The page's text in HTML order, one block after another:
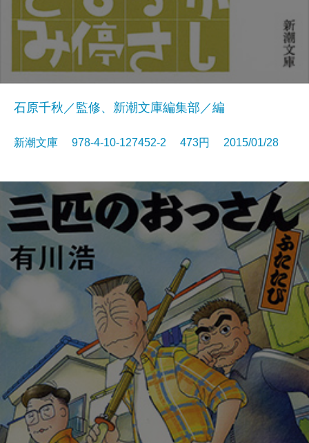
石原千秋／監修、新潮文庫編集部／編
新潮文庫 978-4-10-127452-2 473円 2015/01/28